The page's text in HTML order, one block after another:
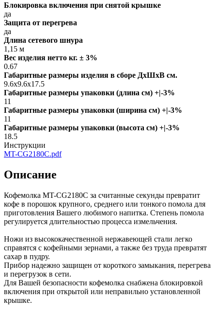
Блокировка включения при снятой крышке
да
Защита от перегрева
да
Длина сетевого шнура
1,15 м
Вес изделия нетто кг. ± 3%
0.67
Габаритные размеры изделия в сборе ДxШxВ см.
9.6x9.6x17.5
Габаритные размеры упаковки (длина см) +|-3%
11
Габаритные размеры упаковки (ширина см) +|-3%
11
Габаритные размеры упаковки (высота см) +|-3%
18.5
Инструкции
MT-CG2180C.pdf
Описание
Кофемолка MT-CG2180C за считанные секунды превратит
кофе в порошок крупного, среднего или тонкого помола для
приготовления Вашего любимого напитка. Степень помола
регулируется длительностью процесса измельчения.
Ножи из высококачественной нержавеющей стали легко
справятся с кофейными зернами, а также без труда превратят
сахар в пудру.
Прибор надежно защищен от короткого замыкания, перегрева
и перегрузок в сети.
Для Вашей безопасности кофемолка снабжена блокировкой
включения при открытой или неправильно установленной
крышке.